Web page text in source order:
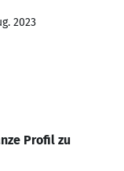
2023
Profil zu